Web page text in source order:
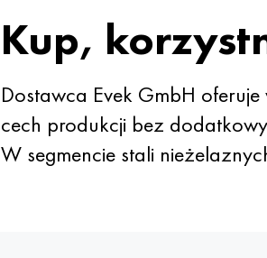
Kup,
Dostawca Evek GmbH
cech produkcji bez
W segmencie stali